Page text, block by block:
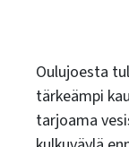
Oulujoesta
tärkeämpi
tarjoama